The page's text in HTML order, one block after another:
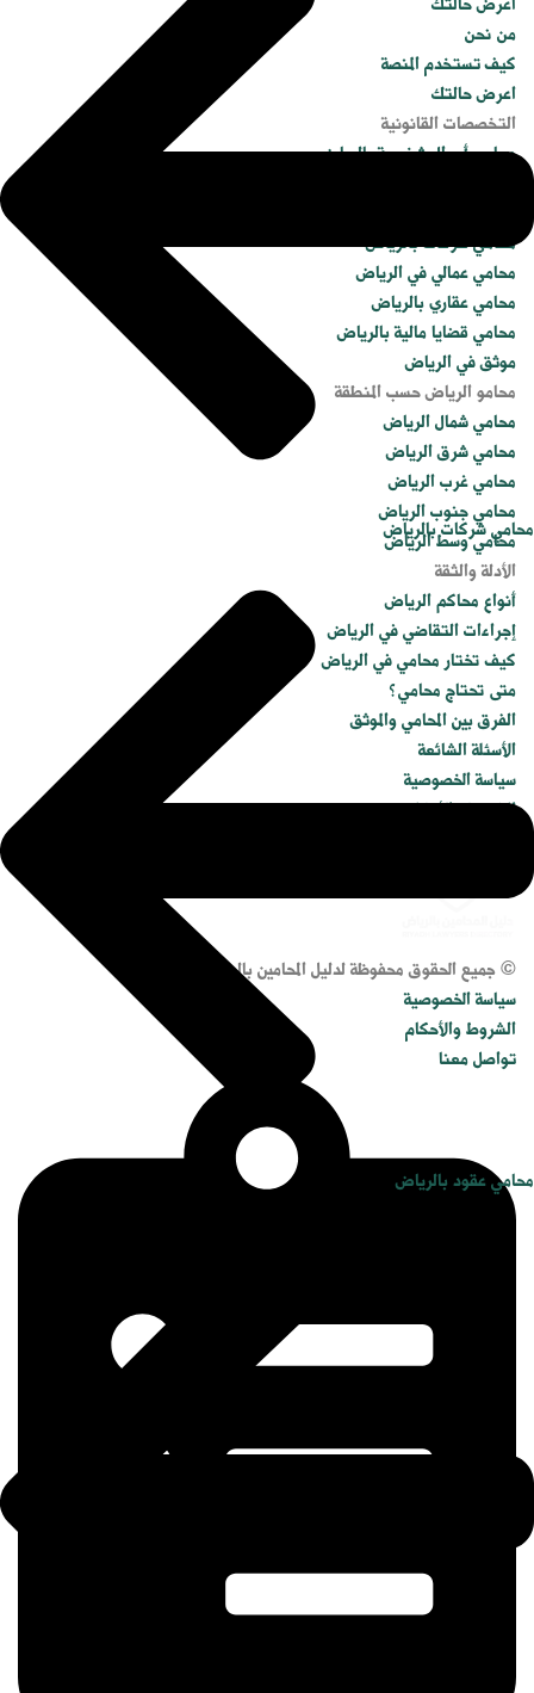
محامي شركات بالرياض
محامي عقود بالرياض
من نحن
كيف تستخدم المنصة
اعرض حالتك
التخصصات القانونية
محامي أحوال شخصية بالرياض
محامي شركات بالرياض
محامي عمالي في الرياض
محامي عقاري بالرياض
محامي قضايا مالية بالرياض
موثق في الرياض
محامو الرياض حسب المنطقة
محامي شمال الرياض
محامي شرق الرياض
محامي غرب الرياض
محامي جنوب الرياض
محامي وسط الرياض
الأدلة والثقة
أنواع محاكم الرياض
إجراءات التقاضي في الرياض
كيف تختار محامي في الرياض
متى تحتاج محامي؟
الفرق بين المحامي والموثق
الأسئلة الشائعة
سياسة الخصوصية
الشروط والأحكام
© جميع الحقوق محفوظة لدليل المحامين بالرياض.
سياسة الخصوصية
الشروط والأحكام
تواصل معنا